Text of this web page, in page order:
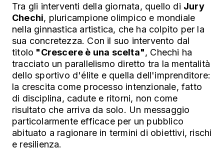
Tra gli interventi della giornata, quello di Jury
Chechi, pluricampione olimpico e mondiale
nella ginnastica artistica, che ha colpito per la
sua concretezza. Con il suo intervento dal
titolo "Crescere è una scelta", Chechi ha
tracciato un parallelismo diretto tra la mentalità
dello sportivo d'élite e quella dell'imprenditore:
la crescita come processo intenzionale, fatto
di disciplina, cadute e ritorni, non come
risultato che arriva da solo. Un messaggio
particolarmente efficace per un pubblico
abituato a ragionare in termini di obiettivi, rischi
e resilienza.